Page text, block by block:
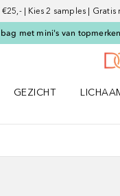
| Kies 2 samples | Gratis
met mini's van
GEZICHT